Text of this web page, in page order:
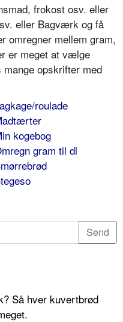
frokost osv. eller
eller Bagværk og få
omregner mellem gram,
er meget at vælge
opskrifter med
roulade
kogebog
gram til dl
Så hver kuvertbrød